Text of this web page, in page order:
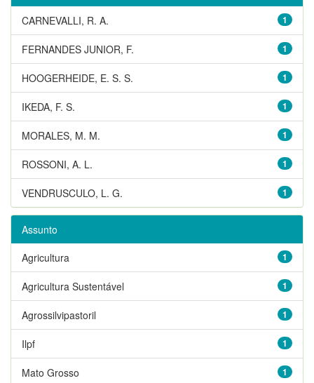
1
CARNEVALLI, R. A.
1
FERNANDES JUNIOR, F.
1
HOOGERHEIDE, E. S. S.
1
IKEDA, F. S.
1
MORALES, M. M.
1
ROSSONI, A. L.
1
VENDRUSCULO, L. G.
Assunto
1
Agricultura
1
Agricultura Sustentável
1
Agrossilvipastoril
1
Ilpf
1
Mato Grosso